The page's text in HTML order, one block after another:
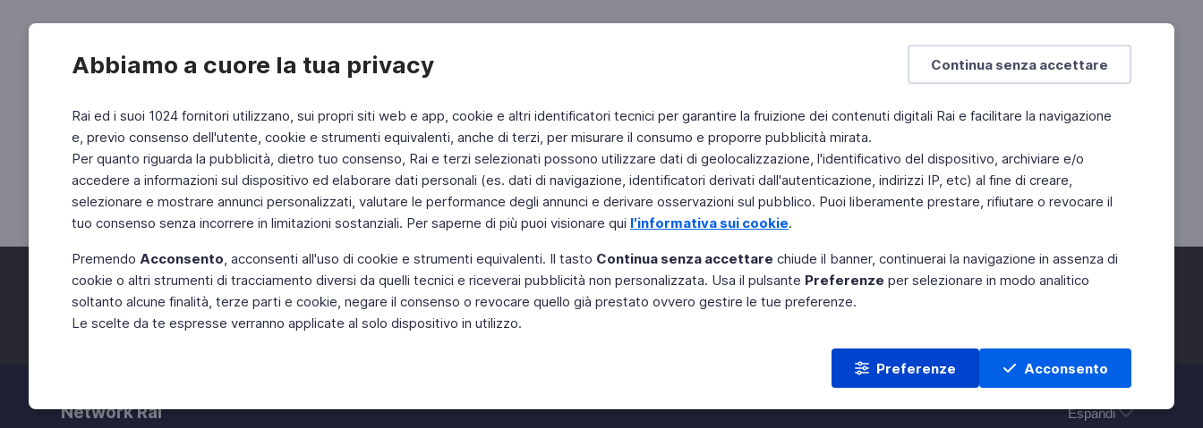
Continua senza accettare
Abbiamo a cuore la tua privacy
Rai ed i suoi 1024 fornitori utilizzano, sui propri siti web e app, cookie e altri identificatori tecnici per garantire la fruizione dei contenuti digitali Rai e facilitare la navigazione
e, previo consenso dell'utente, cookie e strumenti equivalenti, anche di terzi, per misurare il consumo e proporre pubblicità mirata.
Per quanto riguarda la pubblicità, dietro tuo consenso, Rai e terzi selezionati possono utilizzare dati di geolocalizzazione, l'identificativo del dispositivo, archiviare e/o
accedere a informazioni sul dispositivo ed elaborare dati personali (es. dati di navigazione, identificatori derivati dall'autenticazione, indirizzi IP, etc) al fine di creare,
selezionare e mostrare annunci personalizzati, valutare le performance degli annunci e derivare osservazioni sul pubblico. Puoi liberamente prestare, rifiutare o revocare il
tuo consenso senza incorrere in limitazioni sostanziali. Per saperne di più puoi visionare qui l'informativa sui cookie.
Premendo Acconsento, acconsenti all'uso di cookie e strumenti equivalenti. Il tasto Continua senza accettare chiude il banner, continuerai la navigazione in assenza di
cookie o altri strumenti di tracciamento diversi da quelli tecnici e riceverai pubblicità non personalizzata. Usa il pulsante Preferenze per selezionare in modo analitico
soltanto alcune finalità, terze parti e cookie, negare il consenso o revocare quello già prestato ovvero gestire le tue preferenze.
Le scelte da te espresse verranno applicate al solo dispositivo in utilizzo.
Preferenze Acconsento
Facebook Twitter Instagram